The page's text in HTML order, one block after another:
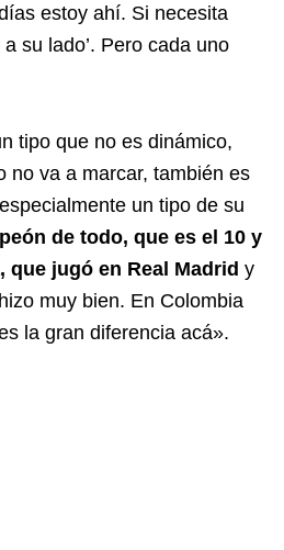
estoy ahí. Si necesita
su lado’. Pero cada uno
tipo que no es dinámico,
no va a marcar, también es
un tipo de su
de todo, que es el 10 y
que jugó en Real Madrid y
muy bien. En Colombia
la gran diferencia acá».